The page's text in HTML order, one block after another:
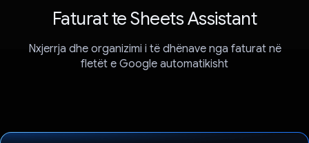
Faturat te Sheets Assistant
Nxjerrja dhe organizimi i të dhënave nga faturat në
fletët e Google automatikisht